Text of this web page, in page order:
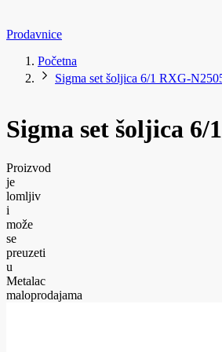
Prodavnice
Početna
Sigma set šoljica 6/1 RXG-
Sigma set šoljica 6/
Proizvod
je
lomljiv
i
može
se
preuzeti
u
Metalac
maloprodajama